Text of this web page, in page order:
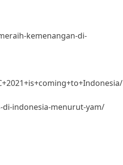
kemenangan-di-
indonesia-menurut-yam/